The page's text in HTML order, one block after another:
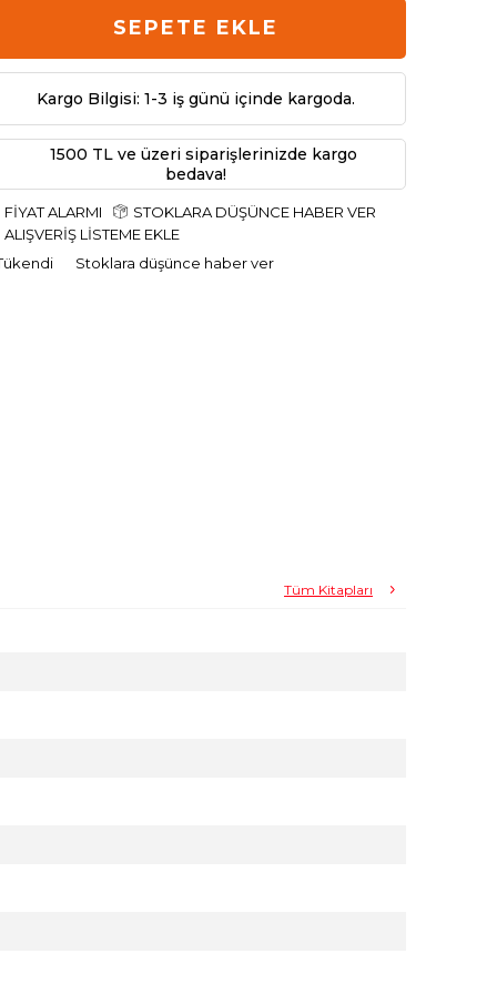
SEPETE EKLE
Kargo Bilgisi: 1-3 iş günü içinde kargoda.
1500 TL ve üzeri siparişlerinizde kargo
bedava!
FIYAT ALARMI
STOKLARA DÜŞÜNCE HABER VER
ALIŞVERIŞ LISTEME EKLE
Stoklara düşünce haber ver
Tüm Kitapları